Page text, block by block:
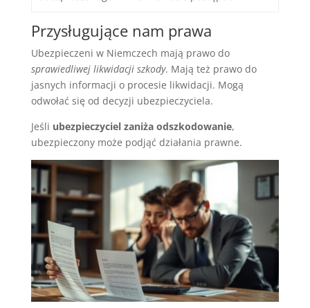
Przysługujące nam prawa
Ubezpieczeni w Niemczech mają prawo do
sprawiedliwej likwidacji szkody. Mają też prawo do
jasnych informacji o procesie likwidacji. Mogą
odwołać się od decyzji ubezpieczyciela.
Jeśli ubezpieczyciel zaniża odszkodowanie,
ubezpieczony może podjąć działania prawne.